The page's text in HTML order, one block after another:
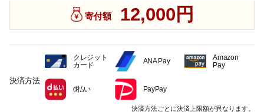
寄付額 12,000円
決済方法
クレジット
カード
ANA Pay
Amazon
Pay
d払い PayPay
決済方法ごとに決済上限額が異なります。